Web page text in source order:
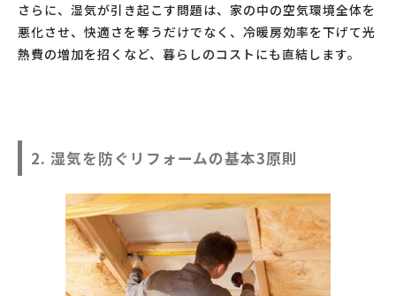
さらに、湿気が引き起こす問題は、家の中の空気環境全体を
悪化させ、快適さを奪うだけでなく、冷暖房効率を下げて光
熱費の増加を招くなど、暮らしのコストにも直結します。
2. 湿気を防ぐリフォームの基本3原則